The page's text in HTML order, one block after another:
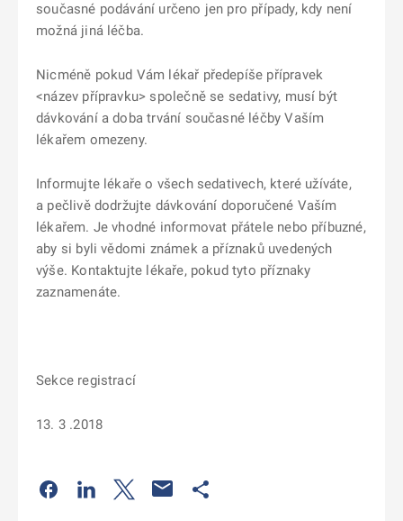
současné podávání určeno jen pro případy, kdy není
možná jiná léčba.
Nicméně pokud Vám lékař předepíše přípravek
<název přípravku> společně se sedativy, musí být
dávkování a doba trvání současné léčby Vaším
lékařem omezeny.
Informujte lékaře o všech sedativech, které užíváte,
a pečlivě dodržujte dávkování doporučené Vaším
lékařem. Je vhodné informovat přátele nebo příbuzné,
aby si byli vědomi známek a příznaků uvedených
výše. Kontaktujte lékaře, pokud tyto příznaky
zaznamenáte.
Sekce registrací
13. 3 .2018
Odkaz se otevře na nové kartě
Odkaz se otevře na nové kartě
Odkaz se otevře na nové kartě